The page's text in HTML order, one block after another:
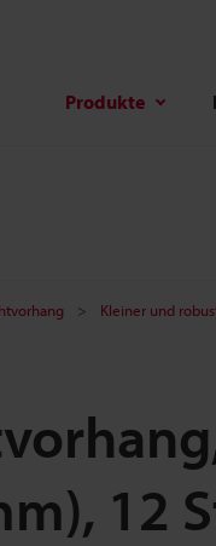
Produkte
Kleiner und
12